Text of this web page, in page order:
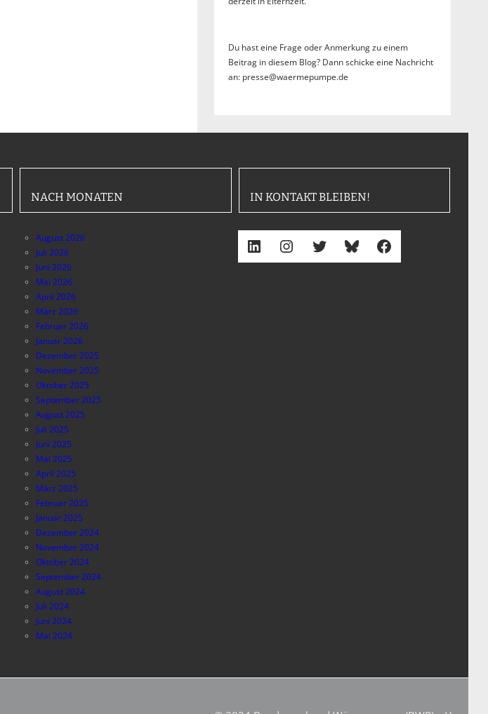
Du hast eine Frage oder Anmerkung zu einem
Beitrag in diesem Blog? Dann schicke eine Nachricht
an: presse@waermepumpe.de
NACH MONATEN
August 2026
Juli 2026
Juni 2026
Mai 2026
April 2026
März 2026
Februar 2026
Januar 2026
Dezember 2025
November 2025
Oktober 2025
September 2025
August 2025
Juli 2025
Juni 2025
Mai 2025
April 2025
März 2025
Februar 2025
Januar 2025
Dezember 2024
November 2024
Oktober 2024
September 2024
August 2024
Juli 2024
Juni 2024
Mai 2024
IN KONTAKT BLEIBEN!
LinkedIn Instagram Twitter Bluesky Facebook